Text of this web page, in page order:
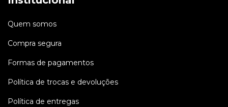
Quem somos
Compra segura
Formas de pagamentos
Política de trocas e devoluções
Política de entregas